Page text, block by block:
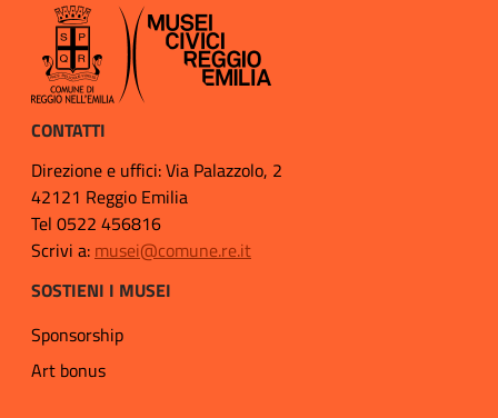
CONTATTI
Direzione e uffici: Via Palazzolo, 2
42121 Reggio Emilia
Tel 0522 456816
Scrivi a: musei@comune.re.it
SOSTIENI I MUSEI
Sponsorship
Art bonus